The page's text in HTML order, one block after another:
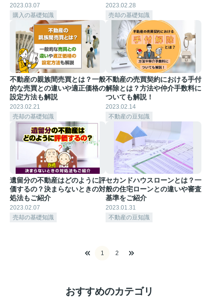
2023.03.07
購入の基礎知識
2023.02.28
売却の基礎知識
不動産の親族間売買とは？一般
的な売買との違いや適正価格の
設定方法も解説
2023.02.21
売却の基礎知識
不動産の売買契約における手付
解除とは？方法や仲介手数料に
ついても解説！
2023.02.14
不動産の豆知識
遺留分の不動産はどのように評
価するの？決まらないときの対
処法もご紹介
2023.02.07
売却の基礎知識
セカンドハウスローンとは？一
般の住宅ローンとの違いや審査
基準をご紹介
2023.01.31
不動産の豆知識
1 2
おすすめのカテゴリ